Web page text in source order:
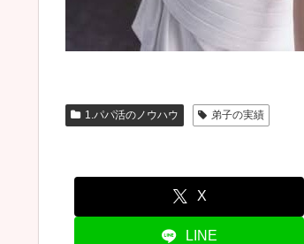
1.パパ活のノウハウ 弟子の実績
X
LINE